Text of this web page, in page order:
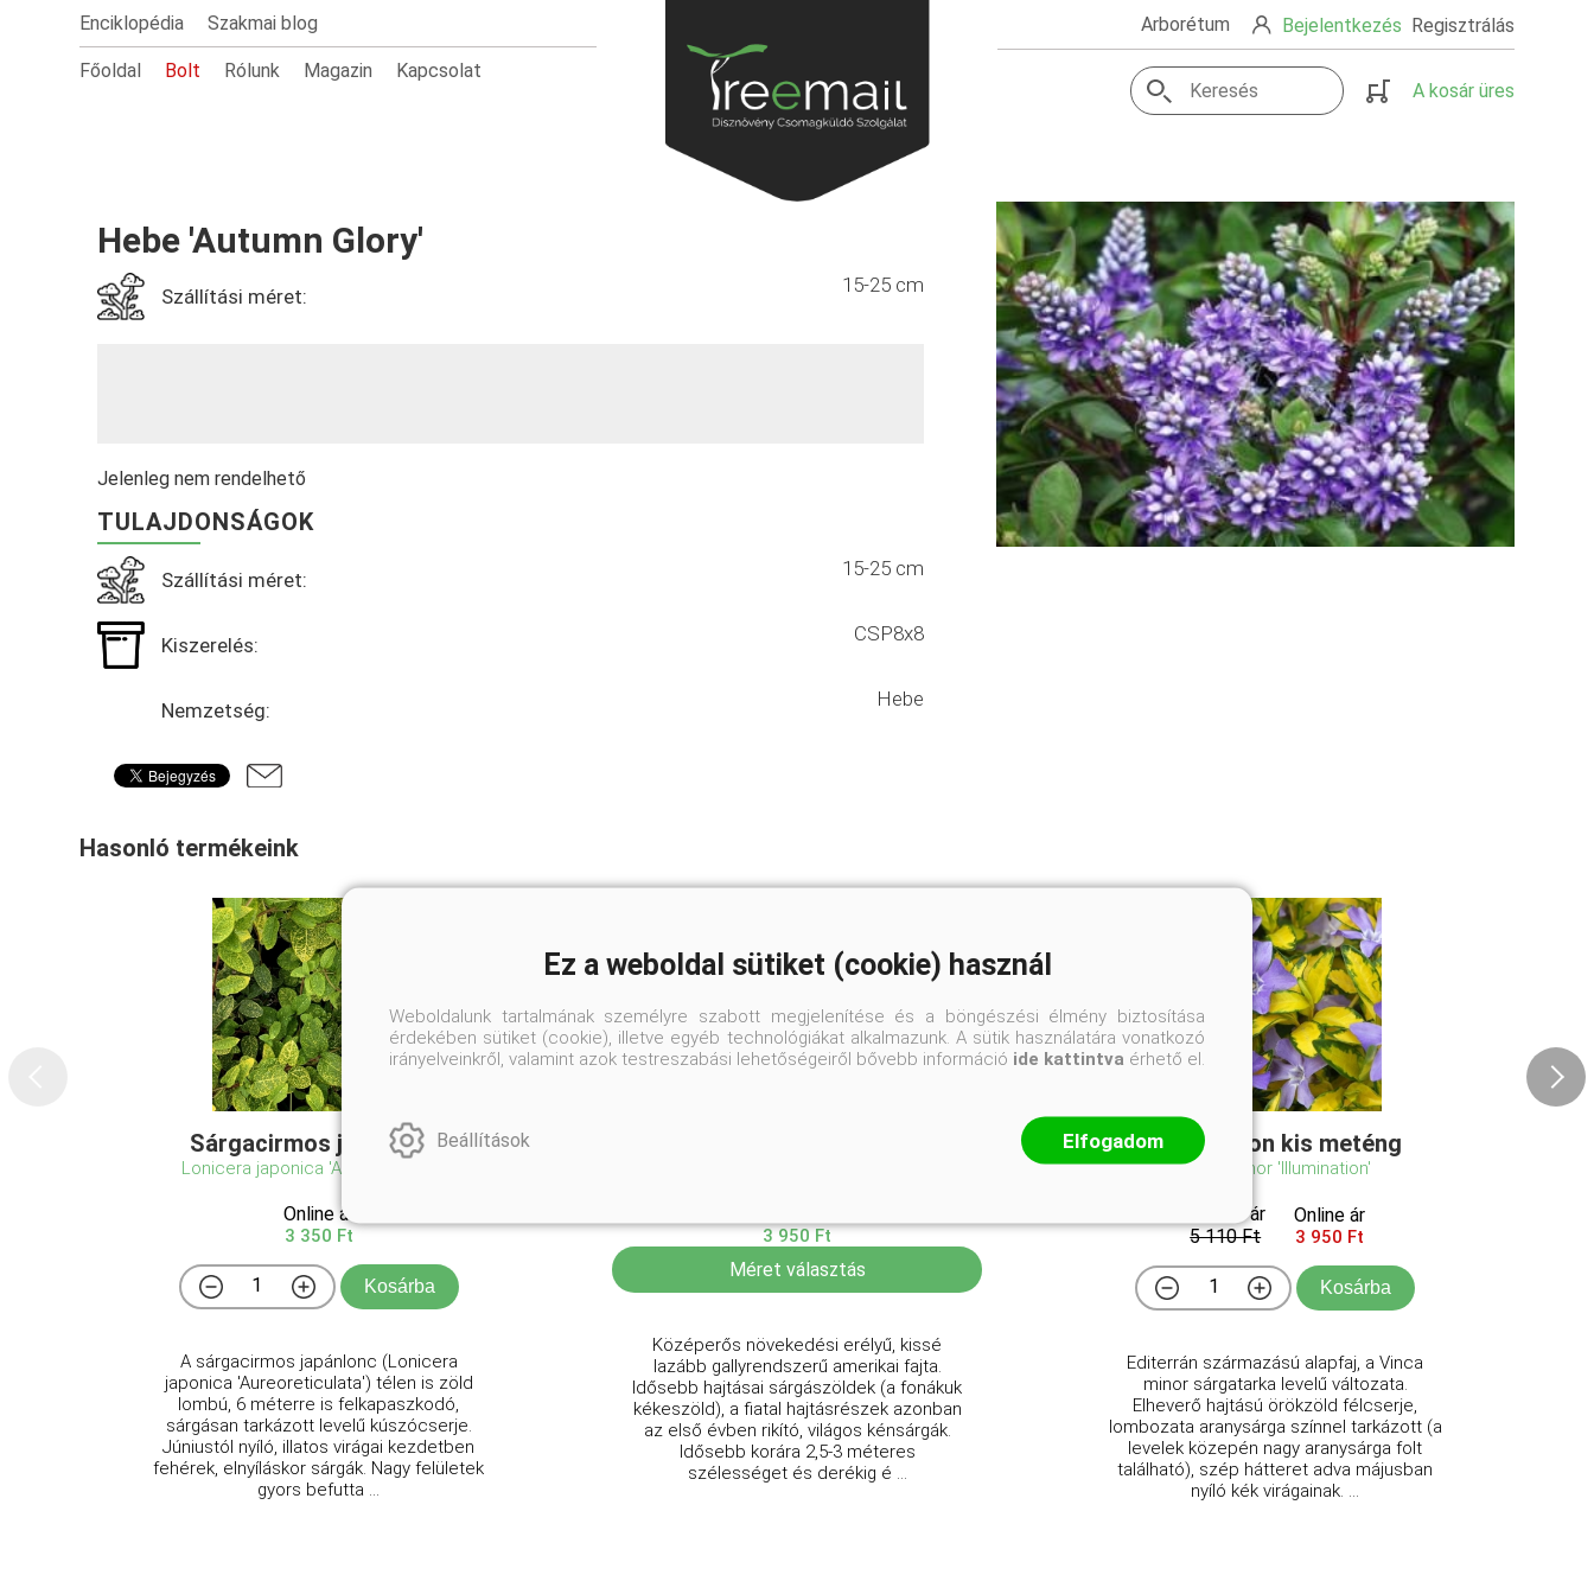
Enciklopédia Szakmai blog
Főoldal Bolt Rólunk Magazin Kapcsolat
Arborétum Bejelentkezés Regisztrálás
A kosár üres
Hebe 'Autumn Glory'
Szállítási méret: 15-25 cm
Jelenleg nem rendelhető
TULAJDONSÁGOK
Szállítási méret: 15-25 cm
Kiszerelés: CSP8x8
Nemzetség: Hebe
Hasonló termékeink
Sárgacirmos japán lonc
Lonicera japonica 'Aureoreticulata'
Online ár
3 350 Ft
Kosárba
A sárgacirmos japánlonc (Lonicera
japonica 'Aureoreticulata') télen is zöld
lombú, 6 méterre is felkapaszkodó,
sárgásan tarkázott levelű kúszócserje.
Júniustól nyíló, illatos virágai kezdetben
fehérek, elnyíláskor sárgák. Nagy felületek
gyors befutta ...
3 950 Ft
Méret választás
Középerős növekedési erélyű, kissé
lazább gallyrendszerű amerikai fajta.
Idősebb hajtásai sárgászöldek (a fonákuk
kékeszöld), a fiatal hajtásrészek azonban
az első évben rikító, világos kénsárgák.
Idősebb korára 2,5-3 méteres
szélességet és derékig é ...
Illumination kis meténg
Vinca minor 'Illumination'
Eredeti ár
5 110 Ft
Online ár
3 950 Ft
Kosárba
Editerrán származású alapfaj, a Vinca
minor sárgatarka levelű változata.
Elheverő hajtású örökzöld félcserje,
lombozata aranysárga színnel tarkázott (a
levelek közepén nagy aranysárga folt
található), szép hátteret adva májusban
nyíló kék virágainak. ...
Ez a weboldal sütiket (cookie) használ
Weboldalunk tartalmának személyre szabott megjelenítése és a böngészési élmény biztosítása
érdekében sütiket (cookie), illetve egyéb technológiákat alkalmazunk. A sütik használatára vonatkozó
irányelveinkről, valamint azok testreszabási lehetőségeiről bővebb információ ide kattintva érhető el.
Beállítások Elfogadom